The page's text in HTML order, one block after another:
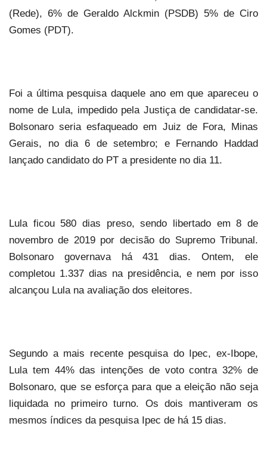
(Rede), 6% de Geraldo Alckmin (PSDB) 5% de Ciro
Gomes (PDT).
Foi a última pesquisa daquele ano em que apareceu o
nome de Lula, impedido pela Justiça de candidatar-se.
Bolsonaro seria esfaqueado em Juiz de Fora, Minas
Gerais, no dia 6 de setembro; e Fernando Haddad
lançado candidato do PT a presidente no dia 11.
Lula ficou 580 dias preso, sendo libertado em 8 de
novembro de 2019 por decisão do Supremo Tribunal.
Bolsonaro governava há 431 dias. Ontem, ele
completou 1.337 dias na presidência, e nem por isso
alcançou Lula na avaliação dos eleitores.
Segundo a mais recente pesquisa do Ipec, ex-Ibope,
Lula tem 44% das intenções de voto contra 32% de
Bolsonaro, que se esforça para que a eleição não seja
liquidada no primeiro turno. Os dois mantiveram os
mesmos índices da pesquisa Ipec de há 15 dias.